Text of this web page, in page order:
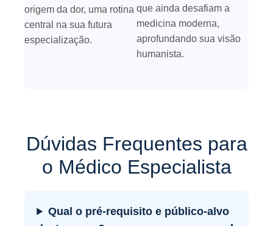
origem da dor, uma rotina
central na sua futura
especialização.
que ainda desafiam a
medicina moderna,
aprofundando sua visão
humanista.
Dúvidas Frequentes para
o Médico Especialista
Qual o pré-requisito e público-alvo